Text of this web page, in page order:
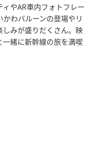
やAR車内フォトフレー
わバルーンの登場やリ
みが盛りだくさん。映
緒に新幹線の旅を満喫